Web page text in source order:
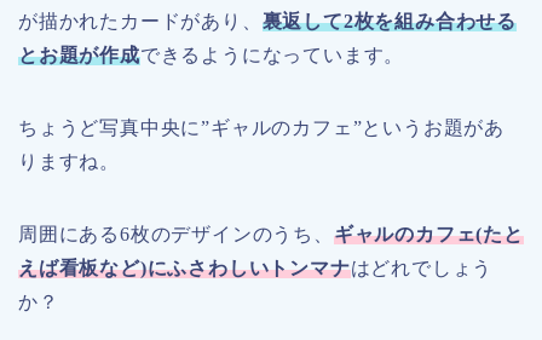
が描かれたカードがあり、 裏返して2枚を組み合わせる
とお題が作成できるようになっています。
ちょうど写真中央に”ギャルのカフェ”というお題があ
りますね。
周囲にある6枚のデザインのうち、 ギャルのカフェ(たと
えば看板など)にふさわしいトンマナはどれでしょう
か？